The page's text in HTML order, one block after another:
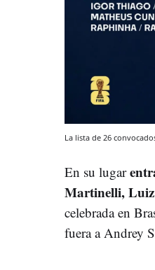
La lista de 26
En su lugar
Martinelli,
celebrada en
fuera a Andrey